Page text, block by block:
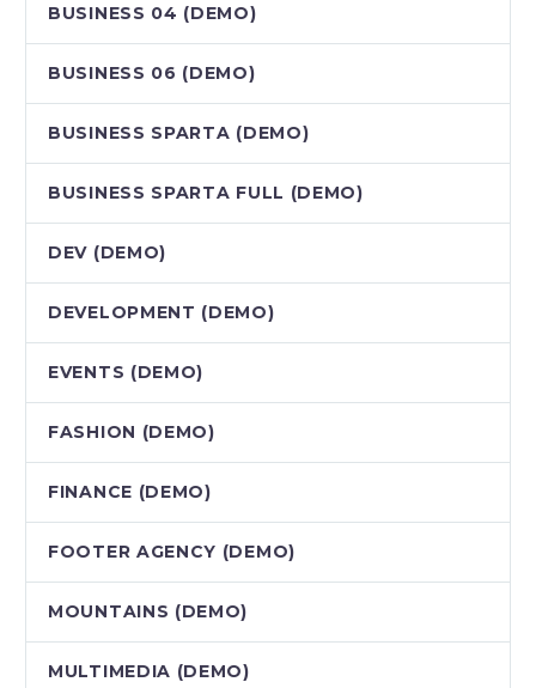
BUSINESS 04 (DEMO)
BUSINESS 06 (DEMO)
BUSINESS SPARTA (DEMO)
BUSINESS SPARTA FULL (DEMO)
DEV (DEMO)
DEVELOPMENT (DEMO)
EVENTS (DEMO)
FASHION (DEMO)
FINANCE (DEMO)
FOOTER AGENCY (DEMO)
MOUNTAINS (DEMO)
MULTIMEDIA (DEMO)